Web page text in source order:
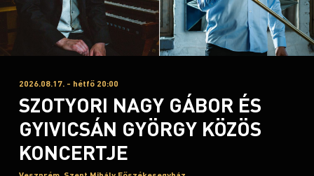
2026.08.17. - hétfő 20:00
SZOTYORI NAGY GÁBOR ÉS
GYIVICSÁN GYÖRGY KÖZÖS
KONCERTJE